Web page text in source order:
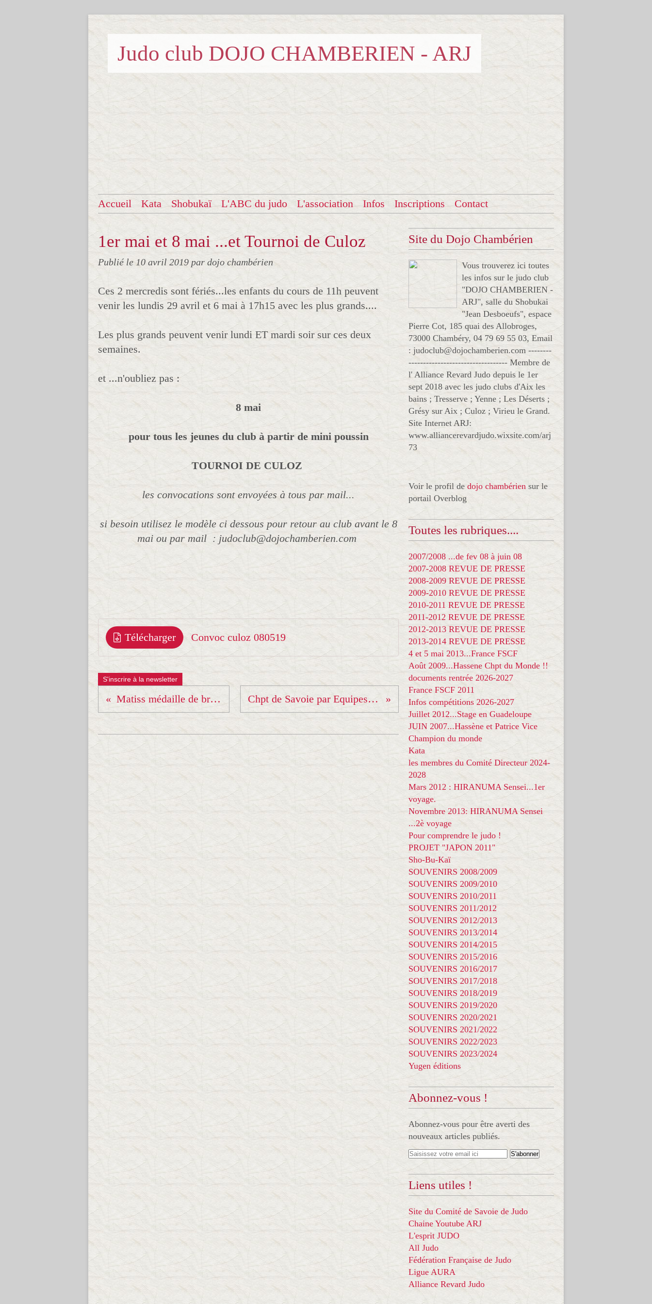
Judo club DOJO CHAMBERIEN - ARJ
Accueil Kata Shobukaï L'ABC du judo L'association Infos Inscriptions Contact
1er mai et 8 mai ...et Tournoi de Culoz
Publié le 10 avril 2019 par dojo chambérien
Ces 2 mercredis sont fériés...les enfants du cours de 11h peuvent
venir les lundis 29 avril et 6 mai à 17h15 avec les plus grands....
Les plus grands peuvent venir lundi ET mardi soir sur ces deux
semaines.
et ...n'oubliez pas :
8 mai
pour tous les jeunes du club à partir de mini poussin
TOURNOI DE CULOZ
les convocations sont envoyées à tous par mail...
si besoin utilisez le modèle ci dessous pour retour au club avant le 8
mai ou par mail : judoclub@dojochamberien.com
Télécharger Convoc culoz 080519
S'inscrire à la newsletter
Matiss médaille de bronze !!! Chpt de Savoie par Equipes minimes
Site du Dojo Chambérien
Vous trouverez ici toutes
les infos sur le judo club
"DOJO CHAMBERIEN -
ARJ", salle du Shobukai
"Jean Desboeufs", espace
Pierre Cot, 185 quai des Allobroges,
73000 Chambéry, 04 79 69 55 03, Email
: judoclub@dojochamberien.com --------
---------------------------------- Membre de
l' Alliance Revard Judo depuis le 1er
sept 2018 avec les judo clubs d'Aix les
bains ; Tresserve ; Yenne ; Les Déserts ;
Grésy sur Aix ; Culoz ; Virieu le Grand.
Site Internet ARJ:
www.alliancerevardjudo.wixsite.com/arj
73
Voir le profil de dojo chambérien sur le
portail Overblog
Toutes les rubriques....
2007/2008 ...de fev 08 à juin 08
2007-2008 REVUE DE PRESSE
2008-2009 REVUE DE PRESSE
2009-2010 REVUE DE PRESSE
2010-2011 REVUE DE PRESSE
2011-2012 REVUE DE PRESSE
2012-2013 REVUE DE PRESSE
2013-2014 REVUE DE PRESSE
4 et 5 mai 2013...France FSCF
Août 2009...Hassene Chpt du Monde !!
documents rentrée 2026-2027
France FSCF 2011
Infos compétitions 2026-2027
Juillet 2012...Stage en Guadeloupe
JUIN 2007...Hassène et Patrice Vice
Champion du monde
Kata
les membres du Comité Directeur 2024-
2028
Mars 2012 : HIRANUMA Sensei...1er
voyage.
Novembre 2013: HIRANUMA Sensei
...2è voyage
Pour comprendre le judo !
PROJET "JAPON 2011"
Sho-Bu-Kaï
SOUVENIRS 2008/2009
SOUVENIRS 2009/2010
SOUVENIRS 2010/2011
SOUVENIRS 2011/2012
SOUVENIRS 2012/2013
SOUVENIRS 2013/2014
SOUVENIRS 2014/2015
SOUVENIRS 2015/2016
SOUVENIRS 2016/2017
SOUVENIRS 2017/2018
SOUVENIRS 2018/2019
SOUVENIRS 2019/2020
SOUVENIRS 2020/2021
SOUVENIRS 2021/2022
SOUVENIRS 2022/2023
SOUVENIRS 2023/2024
Yugen éditions
Abonnez-vous !
Abonnez-vous pour être averti des
nouveaux articles publiés.
Liens utiles !
Site du Comité de Savoie de Judo
Chaine Youtube ARJ
L'esprit JUDO
All Judo
Fédération Française de Judo
Ligue AURA
Alliance Revard Judo